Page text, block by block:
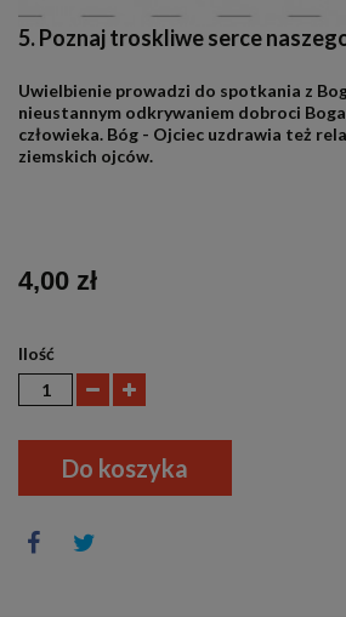
5. Poznaj troskliwe serce
Uwielbienie prowadzi do spotkania z
nieustannym odkrywaniem dobroci
człowieka. Bóg - Ojciec uzdrawia też
ziemskich ojców.
4,00 zł
Ilość
Do koszyka